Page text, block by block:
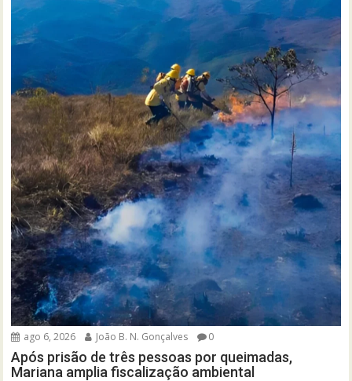
ago 6, 2026 João B. N. Gonçalves 0
Após prisão de três pessoas por queimadas,
Mariana amplia fiscalização ambiental